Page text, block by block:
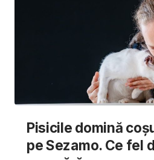
Pisicile domină
pe Sezamo. Ce fel